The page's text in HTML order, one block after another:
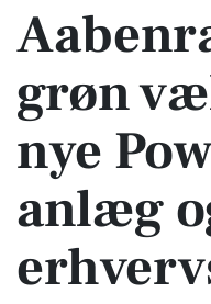
grøn
nye
anlæg